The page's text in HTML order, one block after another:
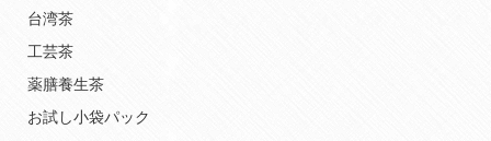
台湾茶
工芸茶
薬膳養生茶
お試し小袋パック